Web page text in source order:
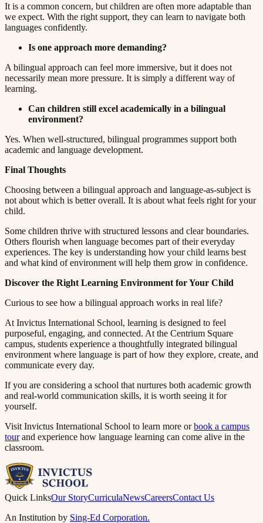
It is a common concern, but children are often more adaptable than
we expect. With the right support, they can learn to navigate both
languages confidently.​​​​‌ ‍ ​‍​‍‌‍ ‌ ​‍‌‍‍‌‌‍‌ ‌‍‍‌‌‍ ‍​‍​‍​ ‍‍​‍​‍‌ ​ ‌‍​‌‌‍ ‍‌‍‍‌‌ ‌​‌ ‍‌​‍ ‍‌‍‍‌‌‍ ​‍​‍​‍ ​​‍​‍‌‍‍​‌ ​‍‌‍‌‌‌‍‌‍​‍​‍​ ‍‍​‍​‍​‍ ‌ ​ ‌ ‌​‌ ‌‌‌‍‌​‌‍‍‌‌‍ ​‍ ‌‍‍‌‌‍ ‍‌ ‌​‌‍‌‌‌‍ ‍‌ ‌​​‍ ‌‍‌‌‌‍‌​‌‍‍‌‌ ‌​​‍ ‌‍ ‌‌‍ ‌‍‌​‌‍‌‌​ ‌‌ ​​‌ ​‍‌‍‌‌‌ ​ ‌‍‌‌‌‍ ‍‌ ‌​‌‍​‌‌ ‌​‌‍‍‌‌‍ ‌‍ ‍​ ‍ ‌‍‍‌‌‍‌​​ ‌​ ‍​‌‍​‍​ ‌‍‌‍‌​​ ‌​​ ‍‌‌‍‌‌​ ‍‌​‍ ‌​ ​ ​ ‌​‌‍‌​‌‍‌​​‍ ‌​ ‌​​ ​‍​ ​ ​ ‌‍​‍ ‌​ ‍‌​ ​‍‌‍‌​​ ​‌​‍ ‌‌‍‌‌​ ​​‌‍‌‍​ ​‌‌‍‌‌​ ‍‌​ ‌‌​ ‌​‌‍​‍‌‍‌‍‌‍‌​​ ​‌​ ‍ ‌ ‌​‌ ‍‌‌ ​​‌‍‌‌​ ‌‌‍ ‍‌‍‌‌‌ ‌ ‌ ​ ​ ‍ ‌ ​​‌‍​‌‌ ‌​‌‍‍​​ ‌‌‍​ ‌‍ ‌‍ ‍‌ ‌​‌‍‌‌‌‍ ‍‌ ‌​​‍‌‌​ ‌‌‌​​‍‌‌ ‌‍‍ ‌‍‌‌‌ ‍‌​‍‌‌​ ​ ‌​‌​​‍‌‌​ ​ ‌​‌​​‍‌‌​ ​‍​ ​‍​ ‍‌‌‍​ ​ ​ ‌‍​‌‌‍‌​‌‍​ ​ ​​​ ‌​‌‍​‌​ ​ ​ ‍​​ ‌‌​‍‌‌​ ​‍​ ​‍​‍‌‌​ ‌‌‌​‌​​‍ ‍‌‍​ ‌‍‍​‌‍‍‌‌‍ ​‌‍‌​‌ ​‍‌‍‌‌‌‍ ‍​‍‌‌​ ‌‌‌​​‍‌‌ ‌‍‍ ‌‍‌‌‌ ‍‌​‍‌‌​ ​ ‌​‌​​‍‌‌​ ​ ‌​‌​​‍‌‌​ ​‍​ ​‍​ ​ ​ ​‍​ ​ ​ ‌‍​ ‌‌‌‍‌‌​ ​‍​ ​‌​ ​‌​ ​ ​ ​​​ ‌‌​‍‌‌​ ​‍​ ​‍​‍‌‌​ ‌‌‌​‌​​‍ ‍‌ ‌​‌‍‌‌‌ ‍​‌ ‌​​ ‌‍​‍‌‍​‌‌ ​ ‌‍‌‌‌‌‌‌‌ ​‍‌‍ ​​ ‌​‍‌‌​ ​‍‌​‌‍‌ ​ ‌ ‌​‌ ‌‌‌‍‌​‌‍‍‌‌‍ ​‍‌‍‌‍‍‌‌‍‌​​ ‌​ ‍​‌‍​‍​ ‌‍‌‍‌​​ ‌​​ ‍‌‌‍‌‌​ ‍‌​‍ ‌​ ​ ​ ‌​‌‍‌​‌‍‌​​‍ ‌​ ‌​​ ​‍​ ​ ​ ‌‍​‍ ‌​ ‍‌​ ​‍‌‍‌​​ ​‌​‍ ‌‌‍‌‌​ ​​‌‍‌‍​ ​‌‌‍‌‌​ ‍‌​ ‌‌​ ‌​‌‍​‍‌‍‌‍‌‍‌​​ ​‌​‍‌‍‌ ‌​‌ ‍‌‌ ​​‌‍‌‌​ ‌‌‍ ‍‌‍‌‌‌ ‌ ‌ ​ ​‍‌‍‌ ​​‌‍​‌‌ ‌​‌‍‍​​ ‌‌‍​ ‌‍ ‌‍ ‍‌ ‌​‌‍‌‌‌‍ ‍‌ ‌​​‍‌‌​ ‌‌‌​​‍‌‌ ‌‍‍ ‌‍‌‌‌ ‍‌​‍‌‌​ ​ ‌​‌​​‍‌‌​ ​ ‌​‌​​‍‌‌​ ​‍​ ​‍​ ‍‌‌‍​ ​ ​ ‌‍​‌‌‍‌​‌‍​ ​ ​​​ ‌​‌‍​‌​ ​ ​ ‍​​ ‌‌​‍‌‌​ ​‍​ ​‍​‍‌‌​ ‌‌‌​‌​​‍ ‍‌‍​ ‌‍‍​‌‍‍‌‌‍ ​‌‍‌​‌ ​‍‌‍‌‌‌‍ ‍​‍‌‌​ ‌‌‌​​‍‌‌ ‌‍‍ ‌‍‌‌‌ ‍‌​‍‌‌​ ​ ‌​‌​​‍‌‌​ ​ ‌​‌​​‍‌‌​ ​‍​ ​‍​ ​ ​ ​‍​ ​ ​ ‌‍​ ‌‌‌‍‌‌​ ​‍​ ​‌​ ​‌​ ​ ​ ​​​ ‌‌​‍‌‌​ ​‍​ ​‍​‍‌‌​ ‌‌‌​‌​​‍ ‍‌ ‌​‌‍‌‌‌ ‍​‌ ‌​​‍‌‍‌ ​​‌‍‌‌‌ ​‍‌ ​ ‌ ​​‌‍‌‌‌‍​ ‌ ‌​‌‍‍‌‌ ‌‍‌‍‌‌​ ‌‌ ​​‌ ‌‌‌‍​‍‌‍ ​‌‍‍‌‌ ​ ‌‍‍​‌‍‌‌‌‍‌​​‍​‍‌ ‌
Is one approach more demanding?​​​​‌ ‍ ​‍​‍‌‍ ‌ ​‍‌‍‍‌‌‍‌ ‌‍‍‌‌‍ ‍​‍​‍​ ‍‍​‍​‍‌ ​ ‌‍​‌‌‍ ‍‌‍‍‌‌ ‌​‌ ‍‌​‍ ‍‌‍‍‌‌‍ ​‍​‍​‍ ​​‍​‍‌‍‍​‌ ​‍‌‍‌‌‌‍‌‍​‍​‍​ ‍‍​‍​‍​‍ ‌ ​ ‌ ‌​‌ ‌‌‌‍‌​‌‍‍‌‌‍ ​‍ ‌‍‍‌‌‍ ‍‌ ‌​‌‍‌‌‌‍ ‍‌ ‌​​‍ ‌‍‌‌‌‍‌​‌‍‍‌‌ ‌​​‍ ‌‍ ‌‌‍ ‌‍‌​‌‍‌‌​ ‌‌ ​​‌ ​‍‌‍‌‌‌ ​ ‌‍‌‌‌‍ ‍‌ ‌​‌‍​‌‌ ‌​‌‍‍‌‌‍ ‌‍ ‍​ ‍ ‌‍‍‌‌‍‌​​ ‌​ ‍​‌‍​‍​ ‌‍‌‍‌​​ ‌​​ ‍‌‌‍‌‌​ ‍‌​‍ ‌​ ​ ​ ‌​‌‍‌​‌‍‌​​‍ ‌​ ‌​​ ​‍​ ​ ​ ‌‍​‍ ‌​ ‍‌​ ​‍‌‍‌​​ ​‌​‍ ‌‌‍‌‌​ ​​‌‍‌‍​ ​‌‌‍‌‌​ ‍‌​ ‌‌​ ‌​‌‍​‍‌‍‌‍‌‍‌​​ ​‌​ ‍ ‌ ‌​‌ ‍‌‌ ​​‌‍‌‌​ ‌‌‍ ‍‌‍‌‌‌ ‌ ‌ ​ ​ ‍ ‌ ​​‌‍​‌‌ ‌​‌‍‍​​ ‌‌‍​ ‌‍ ‌‍ ‍‌ ‌​‌‍‌‌‌‍ ‍‌ ‌​​‍‌‌​ ‌‌‌​​‍‌‌ ‌‍‍ ‌‍‌‌‌ ‍‌​‍‌‌​ ​ ‌​‌​​‍‌‌​ ​ ‌​‌​​‍‌‌​ ​‍​ ​‍​ ‌‍​ ‌​​ ​‍​ ‍‌‌‍‌​​ ‌‍​ ‍‌​ ‌‍​ ​ ​ ‌​​ ‌​‌‍‌​​‍‌‌​ ​‍​ ​‍​‍‌‌​ ‌‌‌​‌​​‍ ‍‌‍​ ‌‍‍​‌‍‍‌‌‍ ​‌‍‌​‌ ​‍‌‍‌‌‌‍ ‍​‍‌‌​ ‌‌‌​​‍‌‌ ‌‍‍ ‌‍‌‌‌ ‍‌​‍‌‌​ ​ ‌​‌​​‍‌‌​ ​ ‌​‌​​‍‌‌​ ​‍​ ​‍​ ‌​​ ‌‌‌‍​‍​ ‌‌​ ​ ​ ​​​ ​‍​ ‍​‌‍‌​‌‍‌​​ ‌​‌‍​ ​‍‌‌​ ​‍​ ​‍​‍‌‌​ ‌‌‌​‌​​‍ ‍‌ ‌​‌‍‌‌‌ ‍​‌ ‌​​ ‌‍​‍‌‍​‌‌ ​ ‌‍‌‌‌‌‌‌‌ ​‍‌‍ ​​ ‌​‍‌‌​ ​‍‌​‌‍‌ ​ ‌ ‌​‌ ‌‌‌‍‌​‌‍‍‌‌‍ ​‍‌‍‌‍‍‌‌‍‌​​ ‌​ ‍​‌‍​‍​ ‌‍‌‍‌​​ ‌​​ ‍‌‌‍‌‌​ ‍‌​‍ ‌​ ​ ​ ‌​‌‍‌​‌‍‌​​‍ ‌​ ‌​​ ​‍​ ​ ​ ‌‍​‍ ‌​ ‍‌​ ​‍‌‍‌​​ ​‌​‍ ‌‌‍‌‌​ ​​‌‍‌‍​ ​‌‌‍‌‌​ ‍‌​ ‌‌​ ‌​‌‍​‍‌‍‌‍‌‍‌​​ ​‌​‍‌‍‌ ‌​‌ ‍‌‌ ​​‌‍‌‌​ ‌‌‍ ‍‌‍‌‌‌ ‌ ‌ ​ ​‍‌‍‌ ​​‌‍​‌‌ ‌​‌‍‍​​ ‌‌‍​ ‌‍ ‌‍ ‍‌ ‌​‌‍‌‌‌‍ ‍‌ ‌​​‍‌‌​ ‌‌‌​​‍‌‌ ‌‍‍ ‌‍‌‌‌ ‍‌​‍‌‌​ ​ ‌​‌​​‍‌‌​ ​ ‌​‌​​‍‌‌​ ​‍​ ​‍​ ‌‍​ ‌​​ ​‍​ ‍‌‌‍‌​​ ‌‍​ ‍‌​ ‌‍​ ​ ​ ‌​​ ‌​‌‍‌​​‍‌‌​ ​‍​ ​‍​‍‌‌​ ‌‌‌​‌​​‍ ‍‌‍​ ‌‍‍​‌‍‍‌‌‍ ​‌‍‌​‌ ​‍‌‍‌‌‌‍ ‍​‍‌‌​ ‌‌‌​​‍‌‌ ‌‍‍ ‌‍‌‌‌ ‍‌​‍‌‌​ ​ ‌​‌​​‍‌‌​ ​ ‌​‌​​‍‌‌​ ​‍​ ​‍​ ‌​​ ‌‌‌‍​‍​ ‌‌​ ​ ​ ​​​ ​‍​ ‍​‌‍‌​‌‍‌​​ ‌​‌‍​ ​‍‌‌​ ​‍​ ​‍​‍‌‌​ ‌‌‌​‌​​‍ ‍‌ ‌​‌‍‌‌‌ ‍​‌ ‌​​‍‌‍‌ ​​‌‍‌‌‌ ​‍‌ ​ ‌ ​​‌‍‌‌‌‍​ ‌ ‌​‌‍‍‌‌ ‌‍‌‍‌‌​ ‌‌ ​​‌ ‌‌‌‍​‍‌‍ ​‌‍‍‌‌ ​ ‌‍‍​‌‍‌‌‌‍‌​​‍​‍‌ ‌
A bilingual approach can feel more immersive, but it does not
necessarily mean more pressure. It is simply a different way of
learning.​​​​‌ ‍ ​‍​‍‌‍ ‌ ​‍‌‍‍‌‌‍‌ ‌‍‍‌‌‍ ‍​‍​‍​ ‍‍​‍​‍‌ ​ ‌‍​‌‌‍ ‍‌‍‍‌‌ ‌​‌ ‍‌​‍ ‍‌‍‍‌‌‍ ​‍​‍​‍ ​​‍​‍‌‍‍​‌ ​‍‌‍‌‌‌‍‌‍​‍​‍​ ‍‍​‍​‍​‍ ‌ ​ ‌ ‌​‌ ‌‌‌‍‌​‌‍‍‌‌‍ ​‍ ‌‍‍‌‌‍ ‍‌ ‌​‌‍‌‌‌‍ ‍‌ ‌​​‍ ‌‍‌‌‌‍‌​‌‍‍‌‌ ‌​​‍ ‌‍ ‌‌‍ ‌‍‌​‌‍‌‌​ ‌‌ ​​‌ ​‍‌‍‌‌‌ ​ ‌‍‌‌‌‍ ‍‌ ‌​‌‍​‌‌ ‌​‌‍‍‌‌‍ ‌‍ ‍​ ‍ ‌‍‍‌‌‍‌​​ ‌​ ‍​‌‍​‍​ ‌‍‌‍‌​​ ‌​​ ‍‌‌‍‌‌​ ‍‌​‍ ‌​ ​ ​ ‌​‌‍‌​‌‍‌​​‍ ‌​ ‌​​ ​‍​ ​ ​ ‌‍​‍ ‌​ ‍‌​ ​‍‌‍‌​​ ​‌​‍ ‌‌‍‌‌​ ​​‌‍‌‍​ ​‌‌‍‌‌​ ‍‌​ ‌‌​ ‌​‌‍​‍‌‍‌‍‌‍‌​​ ​‌​ ‍ ‌ ‌​‌ ‍‌‌ ​​‌‍‌‌​ ‌‌‍ ‍‌‍‌‌‌ ‌ ‌ ​ ​ ‍ ‌ ​​‌‍​‌‌ ‌​‌‍‍​​ ‌‌‍​ ‌‍ ‌‍ ‍‌ ‌​‌‍‌‌‌‍ ‍‌ ‌​​‍‌‌​ ‌‌‌​​‍‌‌ ‌‍‍ ‌‍‌‌‌ ‍‌​‍‌‌​ ​ ‌​‌​​‍‌‌​ ​ ‌​‌​​‍‌‌​ ​‍​ ​‍​ ​​​ ‌ ‌‍‌‍​ ​‌​ ‍​​ ‍‌​ ​​​ ​​​ ​​​ ​​‌‍‌​‌‍​‌​‍‌‌​ ​‍​ ​‍​‍‌‌​ ‌‌‌​‌​​‍ ‍‌‍​ ‌‍‍​‌‍‍‌‌‍ ​‌‍‌​‌ ​‍‌‍‌‌‌‍ ‍​‍‌‌​ ‌‌‌​​‍‌‌ ‌‍‍ ‌‍‌‌‌ ‍‌​‍‌‌​ ​ ‌​‌​​‍‌‌​ ​ ‌​‌​​‍‌‌​ ​‍​ ​‍​ ‌ ‌‍‌‌​ ‍​​ ‌‍‌‍‌‌​ ‌‍​ ‌‍‌‍‌‌​ ‌​​ ​ ​ ‌​​ ​ ​‍‌‌​ ​‍​ ​‍​‍‌‌​ ‌‌‌​‌​​‍ ‍‌ ‌​‌‍‌‌‌ ‍​‌ ‌​​ ‌‍​‍‌‍​‌‌ ​ ‌‍‌‌‌‌‌‌‌ ​‍‌‍ ​​ ‌​‍‌‌​ ​‍‌​‌‍‌ ​ ‌ ‌​‌ ‌‌‌‍‌​‌‍‍‌‌‍ ​‍‌‍‌‍‍‌‌‍‌​​ ‌​ ‍​‌‍​‍​ ‌‍‌‍‌​​ ‌​​ ‍‌‌‍‌‌​ ‍‌​‍ ‌​ ​ ​ ‌​‌‍‌​‌‍‌​​‍ ‌​ ‌​​ ​‍​ ​ ​ ‌‍​‍ ‌​ ‍‌​ ​‍‌‍‌​​ ​‌​‍ ‌‌‍‌‌​ ​​‌‍‌‍​ ​‌‌‍‌‌​ ‍‌​ ‌‌​ ‌​‌‍​‍‌‍‌‍‌‍‌​​ ​‌​‍‌‍‌ ‌​‌ ‍‌‌ ​​‌‍‌‌​ ‌‌‍ ‍‌‍‌‌‌ ‌ ‌ ​ ​‍‌‍‌ ​​‌‍​‌‌ ‌​‌‍‍​​ ‌‌‍​ ‌‍ ‌‍ ‍‌ ‌​‌‍‌‌‌‍ ‍‌ ‌​​‍‌‌​ ‌‌‌​​‍‌‌ ‌‍‍ ‌‍‌‌‌ ‍‌​‍‌‌​ ​ ‌​‌​​‍‌‌​ ​ ‌​‌​​‍‌‌​ ​‍​ ​‍​ ​​​ ‌ ‌‍‌‍​ ​‌​ ‍​​ ‍‌​ ​​​ ​​​ ​​​ ​​‌‍‌​‌‍​‌​‍‌‌​ ​‍​ ​‍​‍‌‌​ ‌‌‌​‌​​‍ ‍‌‍​ ‌‍‍​‌‍‍‌‌‍ ​‌‍‌​‌ ​‍‌‍‌‌‌‍ ‍​‍‌‌​ ‌‌‌​​‍‌‌ ‌‍‍ ‌‍‌‌‌ ‍‌​‍‌‌​ ​ ‌​‌​​‍‌‌​ ​ ‌​‌​​‍‌‌​ ​‍​ ​‍​ ‌ ‌‍‌‌​ ‍​​ ‌‍‌‍‌‌​ ‌‍​ ‌‍‌‍‌‌​ ‌​​ ​ ​ ‌​​ ​ ​‍‌‌​ ​‍​ ​‍​‍‌‌​ ‌‌‌​‌​​‍ ‍‌ ‌​‌‍‌‌‌ ‍​‌ ‌​​‍‌‍‌ ​​‌‍‌‌‌ ​‍‌ ​ ‌ ​​‌‍‌‌‌‍​ ‌ ‌​‌‍‍‌‌ ‌‍‌‍‌‌​ ‌‌ ​​‌ ‌‌‌‍​‍‌‍ ​‌‍‍‌‌ ​ ‌‍‍​‌‍‌‌‌‍‌​​‍​‍‌ ‌
Can children still excel academically in a bilingual
environment?​​​​‌ ‍ ​‍​‍‌‍ ‌ ​‍‌‍‍‌‌‍‌ ‌‍‍‌‌‍ ‍​‍​‍​ ‍‍​‍​‍‌ ​ ‌‍​‌‌‍ ‍‌‍‍‌‌ ‌​‌ ‍‌​‍ ‍‌‍‍‌‌‍ ​‍​‍​‍ ​​‍​‍‌‍‍​‌ ​‍‌‍‌‌‌‍‌‍​‍​‍​ ‍‍​‍​‍​‍ ‌ ​ ‌ ‌​‌ ‌‌‌‍‌​‌‍‍‌‌‍ ​‍ ‌‍‍‌‌‍ ‍‌ ‌​‌‍‌‌‌‍ ‍‌ ‌​​‍ ‌‍‌‌‌‍‌​‌‍‍‌‌ ‌​​‍ ‌‍ ‌‌‍ ‌‍‌​‌‍‌‌​ ‌‌ ​​‌ ​‍‌‍‌‌‌ ​ ‌‍‌‌‌‍ ‍‌ ‌​‌‍​‌‌ ‌​‌‍‍‌‌‍ ‌‍ ‍​ ‍ ‌‍‍‌‌‍‌​​ ‌​ ‍​‌‍​‍​ ‌‍‌‍‌​​ ‌​​ ‍‌‌‍‌‌​ ‍‌​‍ ‌​ ​ ​ ‌​‌‍‌​‌‍‌​​‍ ‌​ ‌​​ ​‍​ ​ ​ ‌‍​‍ ‌​ ‍‌​ ​‍‌‍‌​​ ​‌​‍ ‌‌‍‌‌​ ​​‌‍‌‍​ ​‌‌‍‌‌​ ‍‌​ ‌‌​ ‌​‌‍​‍‌‍‌‍‌‍‌​​ ​‌​ ‍ ‌ ‌​‌ ‍‌‌ ​​‌‍‌‌​ ‌‌‍ ‍‌‍‌‌‌ ‌ ‌ ​ ​ ‍ ‌ ​​‌‍​‌‌ ‌​‌‍‍​​ ‌‌‍​ ‌‍ ‌‍ ‍‌ ‌​‌‍‌‌‌‍ ‍‌ ‌​​‍‌‌​ ‌‌‌​​‍‌‌ ‌‍‍ ‌‍‌‌‌ ‍‌​‍‌‌​ ​ ‌​‌​​‍‌‌​ ​ ‌​‌​​‍‌‌​ ​‍​ ​‍​ ​‌‌‍​ ​ ‌‌‌‍​ ​ ​​​ ‍‌​ ‌‍‌‍​‌‌‍​‌‌‍​ ‌‍‌‍​ ​‌​‍‌‌​ ​‍​ ​‍​‍‌‌​ ‌‌‌​‌​​‍ ‍‌‍​ ‌‍‍​‌‍‍‌‌‍ ​‌‍‌​‌ ​‍‌‍‌‌‌‍ ‍​‍‌‌​ ‌‌‌​​‍‌‌ ‌‍‍ ‌‍‌‌‌ ‍‌​‍‌‌​ ​ ‌​‌​​‍‌‌​ ​ ‌​‌​​‍‌‌​ ​‍​ ​‍​ ‌‌‌‍‌‍​ ​​​ ‌​​ ‌ ‌‍​‌​ ‍‌​ ‍‌​ ‌‍‌‍‌​​ ‍‌​ ‌​​‍‌‌​ ​‍​ ​‍​‍‌‌​ ‌‌‌​‌​​‍ ‍‌ ‌​‌‍‌‌‌ ‍​‌ ‌​​ ‌‍​‍‌‍​‌‌ ​ ‌‍‌‌‌‌‌‌‌ ​‍‌‍ ​​ ‌​‍‌‌​ ​‍‌​‌‍‌ ​ ‌ ‌​‌ ‌‌‌‍‌​‌‍‍‌‌‍ ​‍‌‍‌‍‍‌‌‍‌​​ ‌​ ‍​‌‍​‍​ ‌‍‌‍‌​​ ‌​​ ‍‌‌‍‌‌​ ‍‌​‍ ‌​ ​ ​ ‌​‌‍‌​‌‍‌​​‍ ‌​ ‌​​ ​‍​ ​ ​ ‌‍​‍ ‌​ ‍‌​ ​‍‌‍‌​​ ​‌​‍ ‌‌‍‌‌​ ​​‌‍‌‍​ ​‌‌‍‌‌​ ‍‌​ ‌‌​ ‌​‌‍​‍‌‍‌‍‌‍‌​​ ​‌​‍‌‍‌ ‌​‌ ‍‌‌ ​​‌‍‌‌​ ‌‌‍ ‍‌‍‌‌‌ ‌ ‌ ​ ​‍‌‍‌ ​​‌‍​‌‌ ‌​‌‍‍​​ ‌‌‍​ ‌‍ ‌‍ ‍‌ ‌​‌‍‌‌‌‍ ‍‌ ‌​​‍‌‌​ ‌‌‌​​‍‌‌ ‌‍‍ ‌‍‌‌‌ ‍‌​‍‌‌​ ​ ‌​‌​​‍‌‌​ ​ ‌​‌​​‍‌‌​ ​‍​ ​‍​ ​‌‌‍​ ​ ‌‌‌‍​ ​ ​​​ ‍‌​ ‌‍‌‍​‌‌‍​‌‌‍​ ‌‍‌‍​ ​‌​‍‌‌​ ​‍​ ​‍​‍‌‌​ ‌‌‌​‌​​‍ ‍‌‍​ ‌‍‍​‌‍‍‌‌‍ ​‌‍‌​‌ ​‍‌‍‌‌‌‍ ‍​‍‌‌​ ‌‌‌​​‍‌‌ ‌‍‍ ‌‍‌‌‌ ‍‌​‍‌‌​ ​ ‌​‌​​‍‌‌​ ​ ‌​‌​​‍‌‌​ ​‍​ ​‍​ ‌‌‌‍‌‍​ ​​​ ‌​​ ‌ ‌‍​‌​ ‍‌​ ‍‌​ ‌‍‌‍‌​​ ‍‌​ ‌​​‍‌‌​ ​‍​ ​‍​‍‌‌​ ‌‌‌​‌​​‍ ‍‌ ‌​‌‍‌‌‌ ‍​‌ ‌​​‍‌‍‌ ​​‌‍‌‌‌ ​‍‌ ​ ‌ ​​‌‍‌‌‌‍​ ‌ ‌​‌‍‍‌‌ ‌‍‌‍‌‌​ ‌‌ ​​‌ ‌‌‌‍​‍‌‍ ​‌‍‍‌‌ ​ ‌‍‍​‌‍‌‌‌‍‌​​‍​‍‌ ‌
Yes. When well-structured, bilingual programmes support both
academic and language development.​​​​‌ ‍ ​‍​‍‌‍ ‌ ​‍‌‍‍‌‌‍‌ ‌‍‍‌‌‍ ‍​‍​‍​ ‍‍​‍​‍‌ ​ ‌‍​‌‌‍ ‍‌‍‍‌‌ ‌​‌ ‍‌​‍ ‍‌‍‍‌‌‍ ​‍​‍​‍ ​​‍​‍‌‍‍​‌ ​‍‌‍‌‌‌‍‌‍​‍​‍​ ‍‍​‍​‍​‍ ‌ ​ ‌ ‌​‌ ‌‌‌‍‌​‌‍‍‌‌‍ ​‍ ‌‍‍‌‌‍ ‍‌ ‌​‌‍‌‌‌‍ ‍‌ ‌​​‍ ‌‍‌‌‌‍‌​‌‍‍‌‌ ‌​​‍ ‌‍ ‌‌‍ ‌‍‌​‌‍‌‌​ ‌‌ ​​‌ ​‍‌‍‌‌‌ ​ ‌‍‌‌‌‍ ‍‌ ‌​‌‍​‌‌ ‌​‌‍‍‌‌‍ ‌‍ ‍​ ‍ ‌‍‍‌‌‍‌​​ ‌​ ‍​‌‍​‍​ ‌‍‌‍‌​​ ‌​​ ‍‌‌‍‌‌​ ‍‌​‍ ‌​ ​ ​ ‌​‌‍‌​‌‍‌​​‍ ‌​ ‌​​ ​‍​ ​ ​ ‌‍​‍ ‌​ ‍‌​ ​‍‌‍‌​​ ​‌​‍ ‌‌‍‌‌​ ​​‌‍‌‍​ ​‌‌‍‌‌​ ‍‌​ ‌‌​ ‌​‌‍​‍‌‍‌‍‌‍‌​​ ​‌​ ‍ ‌ ‌​‌ ‍‌‌ ​​‌‍‌‌​ ‌‌‍ ‍‌‍‌‌‌ ‌ ‌ ​ ​ ‍ ‌ ​​‌‍​‌‌ ‌​‌‍‍​​ ‌‌‍​ ‌‍ ‌‍ ‍‌ ‌​‌‍‌‌‌‍ ‍‌ ‌​​‍‌‌​ ‌‌‌​​‍‌‌ ‌‍‍ ‌‍‌‌‌ ‍‌​‍‌‌​ ​ ‌​‌​​‍‌‌​ ​ ‌​‌​​‍‌‌​ ​‍​ ​‍​ ​​‌‍‌​​ ​​​ ‌‍‌‍​‌​ ‌‍‌‍‌‌‌‍‌‌​ ​‍​ ‌ ‌‍‌​​ ‌‌​‍‌‌​ ​‍​ ​‍​‍‌‌​ ‌‌‌​‌​​‍ ‍‌‍​ ‌‍‍​‌‍‍‌‌‍ ​‌‍‌​‌ ​‍‌‍‌‌‌‍ ‍​‍‌‌​ ‌‌‌​​‍‌‌ ‌‍‍ ‌‍‌‌‌ ‍‌​‍‌‌​ ​ ‌​‌​​‍‌‌​ ​ ‌​‌​​‍‌‌​ ​‍​ ​‍‌‍​‍​ ‌‍​ ‌ ​ ‌​​ ​​‌‍​ ​ ‍‌​ ‍​‌‍​ ​ ​ ​ ‌ ​ ​​​‍‌‌​ ​‍​ ​‍​‍‌‌​ ‌‌‌​‌​​‍ ‍‌ ‌​‌‍‌‌‌ ‍​‌ ‌​​ ‌‍​‍‌‍​‌‌ ​ ‌‍‌‌‌‌‌‌‌ ​‍‌‍ ​​ ‌​‍‌‌​ ​‍‌​‌‍‌ ​ ‌ ‌​‌ ‌‌‌‍‌​‌‍‍‌‌‍ ​‍‌‍‌‍‍‌‌‍‌​​ ‌​ ‍​‌‍​‍​ ‌‍‌‍‌​​ ‌​​ ‍‌‌‍‌‌​ ‍‌​‍ ‌​ ​ ​ ‌​‌‍‌​‌‍‌​​‍ ‌​ ‌​​ ​‍​ ​ ​ ‌‍​‍ ‌​ ‍‌​ ​‍‌‍‌​​ ​‌​‍ ‌‌‍‌‌​ ​​‌‍‌‍​ ​‌‌‍‌‌​ ‍‌​ ‌‌​ ‌​‌‍​‍‌‍‌‍‌‍‌​​ ​‌​‍‌‍‌ ‌​‌ ‍‌‌ ​​‌‍‌‌​ ‌‌‍ ‍‌‍‌‌‌ ‌ ‌ ​ ​‍‌‍‌ ​​‌‍​‌‌ ‌​‌‍‍​​ ‌‌‍​ ‌‍ ‌‍ ‍‌ ‌​‌‍‌‌‌‍ ‍‌ ‌​​‍‌‌​ ‌‌‌​​‍‌‌ ‌‍‍ ‌‍‌‌‌ ‍‌​‍‌‌​ ​ ‌​‌​​‍‌‌​ ​ ‌​‌​​‍‌‌​ ​‍​ ​‍​ ​​‌‍‌​​ ​​​ ‌‍‌‍​‌​ ‌‍‌‍‌‌‌‍‌‌​ ​‍​ ‌ ‌‍‌​​ ‌‌​‍‌‌​ ​‍​ ​‍​‍‌‌​ ‌‌‌​‌​​‍ ‍‌‍​ ‌‍‍​‌‍‍‌‌‍ ​‌‍‌​‌ ​‍‌‍‌‌‌‍ ‍​‍‌‌​ ‌‌‌​​‍‌‌ ‌‍‍ ‌‍‌‌‌ ‍‌​‍‌‌​ ​ ‌​‌​​‍‌‌​ ​ ‌​‌​​‍‌‌​ ​‍​ ​‍‌‍​‍​ ‌‍​ ‌ ​ ‌​​ ​​‌‍​ ​ ‍‌​ ‍​‌‍​ ​ ​ ​ ‌ ​ ​​​‍‌‌​ ​‍​ ​‍​‍‌‌​ ‌‌‌​‌​​‍ ‍‌ ‌​‌‍‌‌‌ ‍​‌ ‌​​‍‌‍‌ ​​‌‍‌‌‌ ​‍‌ ​ ‌ ​​‌‍‌‌‌‍​ ‌ ‌​‌‍‍‌‌ ‌‍‌‍‌‌​ ‌‌ ​​‌ ‌‌‌‍​‍‌‍ ​‌‍‍‌‌ ​ ‌‍‍​‌‍‌‌‌‍‌​​‍​‍‌ ‌
Final Thoughts​​​​‌ ‍ ​‍​‍‌‍ ‌ ​‍‌‍‍‌‌‍‌ ‌‍‍‌‌‍ ‍​‍​‍​ ‍‍​‍​‍‌ ​ ‌‍​‌‌‍ ‍‌‍‍‌‌ ‌​‌ ‍‌​‍ ‍‌‍‍‌‌‍ ​‍​‍​‍ ​​‍​‍‌‍‍​‌ ​‍‌‍‌‌‌‍‌‍​‍​‍​ ‍‍​‍​‍​‍ ‌ ​ ‌ ‌​‌ ‌‌‌‍‌​‌‍‍‌‌‍ ​‍ ‌‍‍‌‌‍ ‍‌ ‌​‌‍‌‌‌‍ ‍‌ ‌​​‍ ‌‍‌‌‌‍‌​‌‍‍‌‌ ‌​​‍ ‌‍ ‌‌‍ ‌‍‌​‌‍‌‌​ ‌‌ ​​‌ ​‍‌‍‌‌‌ ​ ‌‍‌‌‌‍ ‍‌ ‌​‌‍​‌‌ ‌​‌‍‍‌‌‍ ‌‍ ‍​ ‍ ‌‍‍‌‌‍‌​​ ‌​ ‍​‌‍​‍​ ‌‍‌‍‌​​ ‌​​ ‍‌‌‍‌‌​ ‍‌​‍ ‌​ ​ ​ ‌​‌‍‌​‌‍‌​​‍ ‌​ ‌​​ ​‍​ ​ ​ ‌‍​‍ ‌​ ‍‌​ ​‍‌‍‌​​ ​‌​‍ ‌‌‍‌‌​ ​​‌‍‌‍​ ​‌‌‍‌‌​ ‍‌​ ‌‌​ ‌​‌‍​‍‌‍‌‍‌‍‌​​ ​‌​ ‍ ‌ ‌​‌ ‍‌‌ ​​‌‍‌‌​ ‌‌‍ ‍‌‍‌‌‌ ‌ ‌ ​ ​ ‍ ‌ ​​‌‍​‌‌ ‌​‌‍‍​​ ‌‌‍​ ‌‍ ‌‍ ‍‌ ‌​‌‍‌‌‌‍ ‍‌ ‌​​‍‌‌​ ‌‌‌​​‍‌‌ ‌‍‍ ‌‍‌‌‌ ‍‌​‍‌‌​ ​ ‌​‌​​‍‌‌​ ​ ‌​‌​​‍‌‌​ ​‍​ ​‍‌‍​‍​ ​‍​ ‍‌‌‍​‌​ ​‌​ ‌‍​ ‍​​ ​‌​ ‌‌‌‍​‍‌‍‌​​ ‌ ​‍‌‌​ ​‍​ ​‍​‍‌‌​ ‌‌‌​‌​​‍ ‍‌‍​ ‌‍‍​‌‍‍‌‌‍ ​‌‍‌​‌ ​‍‌‍‌‌‌‍ ‍​‍‌‌​ ‌‌‌​​‍‌‌ ‌‍‍ ‌‍‌‌‌ ‍‌​‍‌‌​ ​ ‌​‌​​‍‌‌​ ​ ‌​‌​​‍‌‌​ ​‍​ ​‍‌‍‌‍‌‍‌​​ ‌‌‌‍‌‍‌‍​‍​ ‍‌​ ‌ ​ ‌ ​ ‌​‌‍​‌​ ‌‌​ ‌ ​‍‌‌​ ​‍​ ​‍​‍‌‌​ ‌‌‌​‌​​‍ ‍‌ ‌​‌‍‌‌‌ ‍​‌ ‌​​ ‌‍​‍‌‍​‌‌ ​ ‌‍‌‌‌‌‌‌‌ ​‍‌‍ ​​ ‌​‍‌‌​ ​‍‌​‌‍‌ ​ ‌ ‌​‌ ‌‌‌‍‌​‌‍‍‌‌‍ ​‍‌‍‌‍‍‌‌‍‌​​ ‌​ ‍​‌‍​‍​ ‌‍‌‍‌​​ ‌​​ ‍‌‌‍‌‌​ ‍‌​‍ ‌​ ​ ​ ‌​‌‍‌​‌‍‌​​‍ ‌​ ‌​​ ​‍​ ​ ​ ‌‍​‍ ‌​ ‍‌​ ​‍‌‍‌​​ ​‌​‍ ‌‌‍‌‌​ ​​‌‍‌‍​ ​‌‌‍‌‌​ ‍‌​ ‌‌​ ‌​‌‍​‍‌‍‌‍‌‍‌​​ ​‌​‍‌‍‌ ‌​‌ ‍‌‌ ​​‌‍‌‌​ ‌‌‍ ‍‌‍‌‌‌ ‌ ‌ ​ ​‍‌‍‌ ​​‌‍​‌‌ ‌​‌‍‍​​ ‌‌‍​ ‌‍ ‌‍ ‍‌ ‌​‌‍‌‌‌‍ ‍‌ ‌​​‍‌‌​ ‌‌‌​​‍‌‌ ‌‍‍ ‌‍‌‌‌ ‍‌​‍‌‌​ ​ ‌​‌​​‍‌‌​ ​ ‌​‌​​‍‌‌​ ​‍​ ​‍‌‍​‍​ ​‍​ ‍‌‌‍​‌​ ​‌​ ‌‍​ ‍​​ ​‌​ ‌‌‌‍​‍‌‍‌​​ ‌ ​‍‌‌​ ​‍​ ​‍​‍‌‌​ ‌‌‌​‌​​‍ ‍‌‍​ ‌‍‍​‌‍‍‌‌‍ ​‌‍‌​‌ ​‍‌‍‌‌‌‍ ‍​‍‌‌​ ‌‌‌​​‍‌‌ ‌‍‍ ‌‍‌‌‌ ‍‌​‍‌‌​ ​ ‌​‌​​‍‌‌​ ​ ‌​‌​​‍‌‌​ ​‍​ ​‍‌‍‌‍‌‍‌​​ ‌‌‌‍‌‍‌‍​‍​ ‍‌​ ‌ ​ ‌ ​ ‌​‌‍​‌​ ‌‌​ ‌ ​‍‌‌​ ​‍​ ​‍​‍‌‌​ ‌‌‌​‌​​‍ ‍‌ ‌​‌‍‌‌‌ ‍​‌ ‌​​‍‌‍‌ ​​‌‍‌‌‌ ​‍‌ ​ ‌ ​​‌‍‌‌‌‍​ ‌ ‌​‌‍‍‌‌ ‌‍‌‍‌‌​ ‌‌ ​​‌ ‌‌‌‍​‍‌‍ ​‌‍‍‌‌ ​ ‌‍‍​‌‍‌‌‌‍‌​​‍​‍‌ ‌
Choosing between a bilingual approach and language-as-subject is
not about which is better overall. It is about what feels right for your
child.​​​​‌ ‍ ​‍​‍‌‍ ‌ ​‍‌‍‍‌‌‍‌ ‌‍‍‌‌‍ ‍​‍​‍​ ‍‍​‍​‍‌ ​ ‌‍​‌‌‍ ‍‌‍‍‌‌ ‌​‌ ‍‌​‍ ‍‌‍‍‌‌‍ ​‍​‍​‍ ​​‍​‍‌‍‍​‌ ​‍‌‍‌‌‌‍‌‍​‍​‍​ ‍‍​‍​‍​‍ ‌ ​ ‌ ‌​‌ ‌‌‌‍‌​‌‍‍‌‌‍ ​‍ ‌‍‍‌‌‍ ‍‌ ‌​‌‍‌‌‌‍ ‍‌ ‌​​‍ ‌‍‌‌‌‍‌​‌‍‍‌‌ ‌​​‍ ‌‍ ‌‌‍ ‌‍‌​‌‍‌‌​ ‌‌ ​​‌ ​‍‌‍‌‌‌ ​ ‌‍‌‌‌‍ ‍‌ ‌​‌‍​‌‌ ‌​‌‍‍‌‌‍ ‌‍ ‍​ ‍ ‌‍‍‌‌‍‌​​ ‌​ ‍​‌‍​‍​ ‌‍‌‍‌​​ ‌​​ ‍‌‌‍‌‌​ ‍‌​‍ ‌​ ​ ​ ‌​‌‍‌​‌‍‌​​‍ ‌​ ‌​​ ​‍​ ​ ​ ‌‍​‍ ‌​ ‍‌​ ​‍‌‍‌​​ ​‌​‍ ‌‌‍‌‌​ ​​‌‍‌‍​ ​‌‌‍‌‌​ ‍‌​ ‌‌​ ‌​‌‍​‍‌‍‌‍‌‍‌​​ ​‌​ ‍ ‌ ‌​‌ ‍‌‌ ​​‌‍‌‌​ ‌‌‍ ‍‌‍‌‌‌ ‌ ‌ ​ ​ ‍ ‌ ​​‌‍​‌‌ ‌​‌‍‍​​ ‌‌‍​ ‌‍ ‌‍ ‍‌ ‌​‌‍‌‌‌‍ ‍‌ ‌​​‍‌‌​ ‌‌‌​​‍‌‌ ‌‍‍ ‌‍‌‌‌ ‍‌​‍‌‌​ ​ ‌​‌​​‍‌‌​ ​ ‌​‌​​‍‌‌​ ​‍​ ​‍‌‍​ ​ ‌‍‌‍‌‌‌‍‌​​ ​‍​ ‍‌‌‍‌‌​ ​​​ ‌ ​ ‍‌‌‍​ ​ ​ ​‍‌‌​ ​‍​ ​‍​‍‌‌​ ‌‌‌​‌​​‍ ‍‌‍​ ‌‍‍​‌‍‍‌‌‍ ​‌‍‌​‌ ​‍‌‍‌‌‌‍ ‍​‍‌‌​ ‌‌‌​​‍‌‌ ‌‍‍ ‌‍‌‌‌ ‍‌​‍‌‌​ ​ ‌​‌​​‍‌‌​ ​ ‌​‌​​‍‌‌​ ​‍​ ​‍​ ‌ ​ ​‍​ ‌​‌‍‌‌​ ‌ ‌‍​ ​ ​‌​ ‍​​ ‌‌‌‍​‌‌‍​ ‌‍‌​​‍‌‌​ ​‍​ ​‍​‍‌‌​ ‌‌‌​‌​​‍ ‍‌ ‌​‌‍‌‌‌ ‍​‌ ‌​​ ‌‍​‍‌‍​‌‌ ​ ‌‍‌‌‌‌‌‌‌ ​‍‌‍ ​​ ‌​‍‌‌​ ​‍‌​‌‍‌ ​ ‌ ‌​‌ ‌‌‌‍‌​‌‍‍‌‌‍ ​‍‌‍‌‍‍‌‌‍‌​​ ‌​ ‍​‌‍​‍​ ‌‍‌‍‌​​ ‌​​ ‍‌‌‍‌‌​ ‍‌​‍ ‌​ ​ ​ ‌​‌‍‌​‌‍‌​​‍ ‌​ ‌​​ ​‍​ ​ ​ ‌‍​‍ ‌​ ‍‌​ ​‍‌‍‌​​ ​‌​‍ ‌‌‍‌‌​ ​​‌‍‌‍​ ​‌‌‍‌‌​ ‍‌​ ‌‌​ ‌​‌‍​‍‌‍‌‍‌‍‌​​ ​‌​‍‌‍‌ ‌​‌ ‍‌‌ ​​‌‍‌‌​ ‌‌‍ ‍‌‍‌‌‌ ‌ ‌ ​ ​‍‌‍‌ ​​‌‍​‌‌ ‌​‌‍‍​​ ‌‌‍​ ‌‍ ‌‍ ‍‌ ‌​‌‍‌‌‌‍ ‍‌ ‌​​‍‌‌​ ‌‌‌​​‍‌‌ ‌‍‍ ‌‍‌‌‌ ‍‌​‍‌‌​ ​ ‌​‌​​‍‌‌​ ​ ‌​‌​​‍‌‌​ ​‍​ ​‍‌‍​ ​ ‌‍‌‍‌‌‌‍‌​​ ​‍​ ‍‌‌‍‌‌​ ​​​ ‌ ​ ‍‌‌‍​ ​ ​ ​‍‌‌​ ​‍​ ​‍​‍‌‌​ ‌‌‌​‌​​‍ ‍‌‍​ ‌‍‍​‌‍‍‌‌‍ ​‌‍‌​‌ ​‍‌‍‌‌‌‍ ‍​‍‌‌​ ‌‌‌​​‍‌‌ ‌‍‍ ‌‍‌‌‌ ‍‌​‍‌‌​ ​ ‌​‌​​‍‌‌​ ​ ‌​‌​​‍‌‌​ ​‍​ ​‍​ ‌ ​ ​‍​ ‌​‌‍‌‌​ ‌ ‌‍​ ​ ​‌​ ‍​​ ‌‌‌‍​‌‌‍​ ‌‍‌​​‍‌‌​ ​‍​ ​‍​‍‌‌​ ‌‌‌​‌​​‍ ‍‌ ‌​‌‍‌‌‌ ‍​‌ ‌​​‍‌‍‌ ​​‌‍‌‌‌ ​‍‌ ​ ‌ ​​‌‍‌‌‌‍​ ‌ ‌​‌‍‍‌‌ ‌‍‌‍‌‌​ ‌‌ ​​‌ ‌‌‌‍​‍‌‍ ​‌‍‍‌‌ ​ ‌‍‍​‌‍‌‌‌‍‌​​‍​‍‌ ‌
Some children thrive with structured lessons and clear boundaries.
Others flourish when language becomes part of their everyday
experiences. The key is understanding how your child learns best
and what kind of environment will help them grow in confidence.​​​​‌ ‍ ​‍​‍‌‍ ‌ ​‍‌‍‍‌‌‍‌ ‌‍‍‌‌‍ ‍​‍​‍​ ‍‍​‍​‍‌ ​ ‌‍​‌‌‍ ‍‌‍‍‌‌ ‌​‌ ‍‌​‍ ‍‌‍‍‌‌‍ ​‍​‍​‍ ​​‍​‍‌‍‍​‌ ​‍‌‍‌‌‌‍‌‍​‍​‍​ ‍‍​‍​‍​‍ ‌ ​ ‌ ‌​‌ ‌‌‌‍‌​‌‍‍‌‌‍ ​‍ ‌‍‍‌‌‍ ‍‌ ‌​‌‍‌‌‌‍ ‍‌ ‌​​‍ ‌‍‌‌‌‍‌​‌‍‍‌‌ ‌​​‍ ‌‍ ‌‌‍ ‌‍‌​‌‍‌‌​ ‌‌ ​​‌ ​‍‌‍‌‌‌ ​ ‌‍‌‌‌‍ ‍‌ ‌​‌‍​‌‌ ‌​‌‍‍‌‌‍ ‌‍ ‍​ ‍ ‌‍‍‌‌‍‌​​ ‌​ ‍​‌‍​‍​ ‌‍‌‍‌​​ ‌​​ ‍‌‌‍‌‌​ ‍‌​‍ ‌​ ​ ​ ‌​‌‍‌​‌‍‌​​‍ ‌​ ‌​​ ​‍​ ​ ​ ‌‍​‍ ‌​ ‍‌​ ​‍‌‍‌​​ ​‌​‍ ‌‌‍‌‌​ ​​‌‍‌‍​ ​‌‌‍‌‌​ ‍‌​ ‌‌​ ‌​‌‍​‍‌‍‌‍‌‍‌​​ ​‌​ ‍ ‌ ‌​‌ ‍‌‌ ​​‌‍‌‌​ ‌‌‍ ‍‌‍‌‌‌ ‌ ‌ ​ ​ ‍ ‌ ​​‌‍​‌‌ ‌​‌‍‍​​ ‌‌‍​ ‌‍ ‌‍ ‍‌ ‌​‌‍‌‌‌‍ ‍‌ ‌​​‍‌‌​ ‌‌‌​​‍‌‌ ‌‍‍ ‌‍‌‌‌ ‍‌​‍‌‌​ ​ ‌​‌​​‍‌‌​ ​ ‌​‌​​‍‌‌​ ​‍​ ​‍‌‍‌‌​ ‌‌​ ​​​ ‌‌‌‍‌‌‌‍‌​​ ‍‌​ ‍‌‌‍‌‍‌‍​‍​ ​​​ ​‌​‍‌‌​ ​‍​ ​‍​‍‌‌​ ‌‌‌​‌​​‍ ‍‌‍​ ‌‍‍​‌‍‍‌‌‍ ​‌‍‌​‌ ​‍‌‍‌‌‌‍ ‍​‍‌‌​ ‌‌‌​​‍‌‌ ‌‍‍ ‌‍‌‌‌ ‍‌​‍‌‌​ ​ ‌​‌​​‍‌‌​ ​ ‌​‌​​‍‌‌​ ​‍​ ​‍‌‍‌‌‌‍‌‍​ ​‍‌‍‌‌‌‍​ ‌‍​‍‌‍​‍‌‍​‍​ ‍‌​ ​‍​ ‌​‌‍​‌​‍‌‌​ ​‍​ ​‍​‍‌‌​ ‌‌‌​‌​​‍ ‍‌ ‌​‌‍‌‌‌ ‍​‌ ‌​​ ‌‍​‍‌‍​‌‌ ​ ‌‍‌‌‌‌‌‌‌ ​‍‌‍ ​​ ‌​‍‌‌​ ​‍‌​‌‍‌ ​ ‌ ‌​‌ ‌‌‌‍‌​‌‍‍‌‌‍ ​‍‌‍‌‍‍‌‌‍‌​​ ‌​ ‍​‌‍​‍​ ‌‍‌‍‌​​ ‌​​ ‍‌‌‍‌‌​ ‍‌​‍ ‌​ ​ ​ ‌​‌‍‌​‌‍‌​​‍ ‌​ ‌​​ ​‍​ ​ ​ ‌‍​‍ ‌​ ‍‌​ ​‍‌‍‌​​ ​‌​‍ ‌‌‍‌‌​ ​​‌‍‌‍​ ​‌‌‍‌‌​ ‍‌​ ‌‌​ ‌​‌‍​‍‌‍‌‍‌‍‌​​ ​‌​‍‌‍‌ ‌​‌ ‍‌‌ ​​‌‍‌‌​ ‌‌‍ ‍‌‍‌‌‌ ‌ ‌ ​ ​‍‌‍‌ ​​‌‍​‌‌ ‌​‌‍‍​​ ‌‌‍​ ‌‍ ‌‍ ‍‌ ‌​‌‍‌‌‌‍ ‍‌ ‌​​‍‌‌​ ‌‌‌​​‍‌‌ ‌‍‍ ‌‍‌‌‌ ‍‌​‍‌‌​ ​ ‌​‌​​‍‌‌​ ​ ‌​‌​​‍‌‌​ ​‍​ ​‍‌‍‌‌​ ‌‌​ ​​​ ‌‌‌‍‌‌‌‍‌​​ ‍‌​ ‍‌‌‍‌‍‌‍​‍​ ​​​ ​‌​‍‌‌​ ​‍​ ​‍​‍‌‌​ ‌‌‌​‌​​‍ ‍‌‍​ ‌‍‍​‌‍‍‌‌‍ ​‌‍‌​‌ ​‍‌‍‌‌‌‍ ‍​‍‌‌​ ‌‌‌​​‍‌‌ ‌‍‍ ‌‍‌‌‌ ‍‌​‍‌‌​ ​ ‌​‌​​‍‌‌​ ​ ‌​‌​​‍‌‌​ ​‍​ ​‍‌‍‌‌‌‍‌‍​ ​‍‌‍‌‌‌‍​ ‌‍​‍‌‍​‍‌‍​‍​ ‍‌​ ​‍​ ‌​‌‍​‌​‍‌‌​ ​‍​ ​‍​‍‌‌​ ‌‌‌​‌​​‍ ‍‌ ‌​‌‍‌‌‌ ‍​‌ ‌​​‍‌‍‌ ​​‌‍‌‌‌ ​‍‌ ​ ‌ ​​‌‍‌‌‌‍​ ‌ ‌​‌‍‍‌‌ ‌‍‌‍‌‌​ ‌‌ ​​‌ ‌‌‌‍​‍‌‍ ​‌‍‍‌‌ ​ ‌‍‍​‌‍‌‌‌‍‌​​‍​‍‌ ‌
Discover the Right Learning Environment for Your Child​​​​‌ ‍ ​‍​‍‌‍ ‌ ​‍‌‍‍‌‌‍‌ ‌‍‍‌‌‍ ‍​‍​‍​ ‍‍​‍​‍‌ ​ ‌‍​‌‌‍ ‍‌‍‍‌‌ ‌​‌ ‍‌​‍ ‍‌‍‍‌‌‍ ​‍​‍​‍ ​​‍​‍‌‍‍​‌ ​‍‌‍‌‌‌‍‌‍​‍​‍​ ‍‍​‍​‍​‍ ‌ ​ ‌ ‌​‌ ‌‌‌‍‌​‌‍‍‌‌‍ ​‍ ‌‍‍‌‌‍ ‍‌ ‌​‌‍‌‌‌‍ ‍‌ ‌​​‍ ‌‍‌‌‌‍‌​‌‍‍‌‌ ‌​​‍ ‌‍ ‌‌‍ ‌‍‌​‌‍‌‌​ ‌‌ ​​‌ ​‍‌‍‌‌‌ ​ ‌‍‌‌‌‍ ‍‌ ‌​‌‍​‌‌ ‌​‌‍‍‌‌‍ ‌‍ ‍​ ‍ ‌‍‍‌‌‍‌​​ ‌​ ‍​‌‍​‍​ ‌‍‌‍‌​​ ‌​​ ‍‌‌‍‌‌​ ‍‌​‍ ‌​ ​ ​ ‌​‌‍‌​‌‍‌​​‍ ‌​ ‌​​ ​‍​ ​ ​ ‌‍​‍ ‌​ ‍‌​ ​‍‌‍‌​​ ​‌​‍ ‌‌‍‌‌​ ​​‌‍‌‍​ ​‌‌‍‌‌​ ‍‌​ ‌‌​ ‌​‌‍​‍‌‍‌‍‌‍‌​​ ​‌​ ‍ ‌ ‌​‌ ‍‌‌ ​​‌‍‌‌​ ‌‌‍ ‍‌‍‌‌‌ ‌ ‌ ​ ​ ‍ ‌ ​​‌‍​‌‌ ‌​‌‍‍​​ ‌‌‍​ ‌‍ ‌‍ ‍‌ ‌​‌‍‌‌‌‍ ‍‌ ‌​​‍‌‌​ ‌‌‌​​‍‌‌ ‌‍‍ ‌‍‌‌‌ ‍‌​‍‌‌​ ​ ‌​‌​​‍‌‌​ ​ ‌​‌​​‍‌‌​ ​‍​ ​‍​ ‌‍​ ‌ ​ ​​‌‍​ ​ ​‌‌‍‌​​ ‌‌‌‍‌‌‌‍​‌​ ‌‌​ ‍‌​ ‌ ​‍‌‌​ ​‍​ ​‍​‍‌‌​ ‌‌‌​‌​​‍ ‍‌‍​ ‌‍‍​‌‍‍‌‌‍ ​‌‍‌​‌ ​‍‌‍‌‌‌‍ ‍​‍‌‌​ ‌‌‌​​‍‌‌ ‌‍‍ ‌‍‌‌‌ ‍‌​‍‌‌​ ​ ‌​‌​​‍‌‌​ ​ ‌​‌​​‍‌‌​ ​‍​ ​‍​ ‌‌‌‍​‍‌‍​‍‌‍‌‌​ ‌​​ ‌​​ ​​​ ‌​‌‍‌‌‌‍‌‌‌‍​‍‌‍‌​​‍‌‌​ ​‍​ ​‍​‍‌‌​ ‌‌‌​‌​​‍ ‍‌ ‌​‌‍‌‌‌ ‍​‌ ‌​​ ‌‍​‍‌‍​‌‌ ​ ‌‍‌‌‌‌‌‌‌ ​‍‌‍ ​​ ‌​‍‌‌​ ​‍‌​‌‍‌ ​ ‌ ‌​‌ ‌‌‌‍‌​‌‍‍‌‌‍ ​‍‌‍‌‍‍‌‌‍‌​​ ‌​ ‍​‌‍​‍​ ‌‍‌‍‌​​ ‌​​ ‍‌‌‍‌‌​ ‍‌​‍ ‌​ ​ ​ ‌​‌‍‌​‌‍‌​​‍ ‌​ ‌​​ ​‍​ ​ ​ ‌‍​‍ ‌​ ‍‌​ ​‍‌‍‌​​ ​‌​‍ ‌‌‍‌‌​ ​​‌‍‌‍​ ​‌‌‍‌‌​ ‍‌​ ‌‌​ ‌​‌‍​‍‌‍‌‍‌‍‌​​ ​‌​‍‌‍‌ ‌​‌ ‍‌‌ ​​‌‍‌‌​ ‌‌‍ ‍‌‍‌‌‌ ‌ ‌ ​ ​‍‌‍‌ ​​‌‍​‌‌ ‌​‌‍‍​​ ‌‌‍​ ‌‍ ‌‍ ‍‌ ‌​‌‍‌‌‌‍ ‍‌ ‌​​‍‌‌​ ‌‌‌​​‍‌‌ ‌‍‍ ‌‍‌‌‌ ‍‌​‍‌‌​ ​ ‌​‌​​‍‌‌​ ​ ‌​‌​​‍‌‌​ ​‍​ ​‍​ ‌‍​ ‌ ​ ​​‌‍​ ​ ​‌‌‍‌​​ ‌‌‌‍‌‌‌‍​‌​ ‌‌​ ‍‌​ ‌ ​‍‌‌​ ​‍​ ​‍​‍‌‌​ ‌‌‌​‌​​‍ ‍‌‍​ ‌‍‍​‌‍‍‌‌‍ ​‌‍‌​‌ ​‍‌‍‌‌‌‍ ‍​‍‌‌​ ‌‌‌​​‍‌‌ ‌‍‍ ‌‍‌‌‌ ‍‌​‍‌‌​ ​ ‌​‌​​‍‌‌​ ​ ‌​‌​​‍‌‌​ ​‍​ ​‍​ ‌‌‌‍​‍‌‍​‍‌‍‌‌​ ‌​​ ‌​​ ​​​ ‌​‌‍‌‌‌‍‌‌‌‍​‍‌‍‌​​‍‌‌​ ​‍​ ​‍​‍‌‌​ ‌‌‌​‌​​‍ ‍‌ ‌​‌‍‌‌‌ ‍​‌ ‌​​‍‌‍‌ ​​‌‍‌‌‌ ​‍‌ ​ ‌ ​​‌‍‌‌‌‍​ ‌ ‌​‌‍‍‌‌ ‌‍‌‍‌‌​ ‌‌ ​​‌ ‌‌‌‍​‍‌‍ ​‌‍‍‌‌ ​ ‌‍‍​‌‍‌‌‌‍‌​​‍​‍‌ ‌
Curious to see how a bilingual approach works in real life?​​​​‌ ‍ ​‍​‍‌‍ ‌ ​‍‌‍‍‌‌‍‌ ‌‍‍‌‌‍ ‍​‍​‍​ ‍‍​‍​‍‌ ​ ‌‍​‌‌‍ ‍‌‍‍‌‌ ‌​‌ ‍‌​‍ ‍‌‍‍‌‌‍ ​‍​‍​‍ ​​‍​‍‌‍‍​‌ ​‍‌‍‌‌‌‍‌‍​‍​‍​ ‍‍​‍​‍​‍ ‌ ​ ‌ ‌​‌ ‌‌‌‍‌​‌‍‍‌‌‍ ​‍ ‌‍‍‌‌‍ ‍‌ ‌​‌‍‌‌‌‍ ‍‌ ‌​​‍ ‌‍‌‌‌‍‌​‌‍‍‌‌ ‌​​‍ ‌‍ ‌‌‍ ‌‍‌​‌‍‌‌​ ‌‌ ​​‌ ​‍‌‍‌‌‌ ​ ‌‍‌‌‌‍ ‍‌ ‌​‌‍​‌‌ ‌​‌‍‍‌‌‍ ‌‍ ‍​ ‍ ‌‍‍‌‌‍‌​​ ‌​ ‍​‌‍​‍​ ‌‍‌‍‌​​ ‌​​ ‍‌‌‍‌‌​ ‍‌​‍ ‌​ ​ ​ ‌​‌‍‌​‌‍‌​​‍ ‌​ ‌​​ ​‍​ ​ ​ ‌‍​‍ ‌​ ‍‌​ ​‍‌‍‌​​ ​‌​‍ ‌‌‍‌‌​ ​​‌‍‌‍​ ​‌‌‍‌‌​ ‍‌​ ‌‌​ ‌​‌‍​‍‌‍‌‍‌‍‌​​ ​‌​ ‍ ‌ ‌​‌ ‍‌‌ ​​‌‍‌‌​ ‌‌‍ ‍‌‍‌‌‌ ‌ ‌ ​ ​ ‍ ‌ ​​‌‍​‌‌ ‌​‌‍‍​​ ‌‌‍​ ‌‍ ‌‍ ‍‌ ‌​‌‍‌‌‌‍ ‍‌ ‌​​‍‌‌​ ‌‌‌​​‍‌‌ ‌‍‍ ‌‍‌‌‌ ‍‌​‍‌‌​ ​ ‌​‌​​‍‌‌​ ​ ‌​‌​​‍‌‌​ ​‍​ ​‍​ ‍‌​ ‌‍‌‍​‌​ ‌ ​ ‌‍​ ‍​​ ​​‌‍‌​​ ‌‍​ ‌ ‌‍‌​​ ​ ​‍‌‌​ ​‍​ ​‍​‍‌‌​ ‌‌‌​‌​​‍ ‍‌‍​ ‌‍‍​‌‍‍‌‌‍ ​‌‍‌​‌ ​‍‌‍‌‌‌‍ ‍​‍‌‌​ ‌‌‌​​‍‌‌ ‌‍‍ ‌‍‌‌‌ ‍‌​‍‌‌​ ​ ‌​‌​​‍‌‌​ ​ ‌​‌​​‍‌‌​ ​‍​ ​‍​ ​​​ ‍‌‌‍​‍​ ‌ ​ ‌​​ ​‌​ ​ ‌‍​ ​ ​​​ ​​‌‍​‍​ ​ ​‍‌‌​ ​‍​ ​‍​‍‌‌​ ‌‌‌​‌​​‍ ‍‌ ‌​‌‍‌‌‌ ‍​‌ ‌​​ ‌‍​‍‌‍​‌‌ ​ ‌‍‌‌‌‌‌‌‌ ​‍‌‍ ​​ ‌​‍‌‌​ ​‍‌​‌‍‌ ​ ‌ ‌​‌ ‌‌‌‍‌​‌‍‍‌‌‍ ​‍‌‍‌‍‍‌‌‍‌​​ ‌​ ‍​‌‍​‍​ ‌‍‌‍‌​​ ‌​​ ‍‌‌‍‌‌​ ‍‌​‍ ‌​ ​ ​ ‌​‌‍‌​‌‍‌​​‍ ‌​ ‌​​ ​‍​ ​ ​ ‌‍​‍ ‌​ ‍‌​ ​‍‌‍‌​​ ​‌​‍ ‌‌‍‌‌​ ​​‌‍‌‍​ ​‌‌‍‌‌​ ‍‌​ ‌‌​ ‌​‌‍​‍‌‍‌‍‌‍‌​​ ​‌​‍‌‍‌ ‌​‌ ‍‌‌ ​​‌‍‌‌​ ‌‌‍ ‍‌‍‌‌‌ ‌ ‌ ​ ​‍‌‍‌ ​​‌‍​‌‌ ‌​‌‍‍​​ ‌‌‍​ ‌‍ ‌‍ ‍‌ ‌​‌‍‌‌‌‍ ‍‌ ‌​​‍‌‌​ ‌‌‌​​‍‌‌ ‌‍‍ ‌‍‌‌‌ ‍‌​‍‌‌​ ​ ‌​‌​​‍‌‌​ ​ ‌​‌​​‍‌‌​ ​‍​ ​‍​ ‍‌​ ‌‍‌‍​‌​ ‌ ​ ‌‍​ ‍​​ ​​‌‍‌​​ ‌‍​ ‌ ‌‍‌​​ ​ ​‍‌‌​ ​‍​ ​‍​‍‌‌​ ‌‌‌​‌​​‍ ‍‌‍​ ‌‍‍​‌‍‍‌‌‍ ​‌‍‌​‌ ​‍‌‍‌‌‌‍ ‍​‍‌‌​ ‌‌‌​​‍‌‌ ‌‍‍ ‌‍‌‌‌ ‍‌​‍‌‌​ ​ ‌​‌​​‍‌‌​ ​ ‌​‌​​‍‌‌​ ​‍​ ​‍​ ​​​ ‍‌‌‍​‍​ ‌ ​ ‌​​ ​‌​ ​ ‌‍​ ​ ​​​ ​​‌‍​‍​ ​ ​‍‌‌​ ​‍​ ​‍​‍‌‌​ ‌‌‌​‌​​‍ ‍‌ ‌​‌‍‌‌‌ ‍​‌ ‌​​‍‌‍‌ ​​‌‍‌‌‌ ​‍‌ ​ ‌ ​​‌‍‌‌‌‍​ ‌ ‌​‌‍‍‌‌ ‌‍‌‍‌‌​ ‌‌ ​​‌ ‌‌‌‍​‍‌‍ ​‌‍‍‌‌ ​ ‌‍‍​‌‍‌‌‌‍‌​​‍​‍‌ ‌
At Invictus International School, learning is designed to feel
purposeful, engaging, and connected. At the Centrium Square
campus, students experience a thoughtfully integrated bilingual
environment where language is part of how they explore, create, and
communicate every day.​​​​‌ ‍ ​‍​‍‌‍ ‌ ​‍‌‍‍‌‌‍‌ ‌‍‍‌‌‍ ‍​‍​‍​ ‍‍​‍​‍‌ ​ ‌‍​‌‌‍ ‍‌‍‍‌‌ ‌​‌ ‍‌​‍ ‍‌‍‍‌‌‍ ​‍​‍​‍ ​​‍​‍‌‍‍​‌ ​‍‌‍‌‌‌‍‌‍​‍​‍​ ‍‍​‍​‍​‍ ‌ ​ ‌ ‌​‌ ‌‌‌‍‌​‌‍‍‌‌‍ ​‍ ‌‍‍‌‌‍ ‍‌ ‌​‌‍‌‌‌‍ ‍‌ ‌​​‍ ‌‍‌‌‌‍‌​‌‍‍‌‌ ‌​​‍ ‌‍ ‌‌‍ ‌‍‌​‌‍‌‌​ ‌‌ ​​‌ ​‍‌‍‌‌‌ ​ ‌‍‌‌‌‍ ‍‌ ‌​‌‍​‌‌ ‌​‌‍‍‌‌‍ ‌‍ ‍​ ‍ ‌‍‍‌‌‍‌​​ ‌​ ‍​‌‍​‍​ ‌‍‌‍‌​​ ‌​​ ‍‌‌‍‌‌​ ‍‌​‍ ‌​ ​ ​ ‌​‌‍‌​‌‍‌​​‍ ‌​ ‌​​ ​‍​ ​ ​ ‌‍​‍ ‌​ ‍‌​ ​‍‌‍‌​​ ​‌​‍ ‌‌‍‌‌​ ​​‌‍‌‍​ ​‌‌‍‌‌​ ‍‌​ ‌‌​ ‌​‌‍​‍‌‍‌‍‌‍‌​​ ​‌​ ‍ ‌ ‌​‌ ‍‌‌ ​​‌‍‌‌​ ‌‌‍ ‍‌‍‌‌‌ ‌ ‌ ​ ​ ‍ ‌ ​​‌‍​‌‌ ‌​‌‍‍​​ ‌‌‍​ ‌‍ ‌‍ ‍‌ ‌​‌‍‌‌‌‍ ‍‌ ‌​​‍‌‌​ ‌‌‌​​‍‌‌ ‌‍‍ ‌‍‌‌‌ ‍‌​‍‌‌​ ​ ‌​‌​​‍‌‌​ ​ ‌​‌​​‍‌‌​ ​‍​ ​‍​ ​‍‌‍​‌​ ‌‌‌‍​‍​ ​‍​ ‌‍​ ​ ​ ​‌​ ‌​​ ​‍‌‍​‍‌‍‌​​‍‌‌​ ​‍​ ​‍​‍‌‌​ ‌‌‌​‌​​‍ ‍‌‍​ ‌‍‍​‌‍‍‌‌‍ ​‌‍‌​‌ ​‍‌‍‌‌‌‍ ‍​‍‌‌​ ‌‌‌​​‍‌‌ ‌‍‍ ‌‍‌‌‌ ‍‌​‍‌‌​ ​ ‌​‌​​‍‌‌​ ​ ‌​‌​​‍‌‌​ ​‍​ ​‍​ ‌‌​ ‌ ​ ‌‍‌‍‌‍‌‍‌​​ ​‍​ ‍‌‌‍‌​​ ‌‍​ ‍‌‌‍​‍​ ​‍​‍‌‌​ ​‍​ ​‍​‍‌‌​ ‌‌‌​‌​​‍ ‍‌ ‌​‌‍‌‌‌ ‍​‌ ‌​​ ‌‍​‍‌‍​‌‌ ​ ‌‍‌‌‌‌‌‌‌ ​‍‌‍ ​​ ‌​‍‌‌​ ​‍‌​‌‍‌ ​ ‌ ‌​‌ ‌‌‌‍‌​‌‍‍‌‌‍ ​‍‌‍‌‍‍‌‌‍‌​​ ‌​ ‍​‌‍​‍​ ‌‍‌‍‌​​ ‌​​ ‍‌‌‍‌‌​ ‍‌​‍ ‌​ ​ ​ ‌​‌‍‌​‌‍‌​​‍ ‌​ ‌​​ ​‍​ ​ ​ ‌‍​‍ ‌​ ‍‌​ ​‍‌‍‌​​ ​‌​‍ ‌‌‍‌‌​ ​​‌‍‌‍​ ​‌‌‍‌‌​ ‍‌​ ‌‌​ ‌​‌‍​‍‌‍‌‍‌‍‌​​ ​‌​‍‌‍‌ ‌​‌ ‍‌‌ ​​‌‍‌‌​ ‌‌‍ ‍‌‍‌‌‌ ‌ ‌ ​ ​‍‌‍‌ ​​‌‍​‌‌ ‌​‌‍‍​​ ‌‌‍​ ‌‍ ‌‍ ‍‌ ‌​‌‍‌‌‌‍ ‍‌ ‌​​‍‌‌​ ‌‌‌​​‍‌‌ ‌‍‍ ‌‍‌‌‌ ‍‌​‍‌‌​ ​ ‌​‌​​‍‌‌​ ​ ‌​‌​​‍‌‌​ ​‍​ ​‍​ ​‍‌‍​‌​ ‌‌‌‍​‍​ ​‍​ ‌‍​ ​ ​ ​‌​ ‌​​ ​‍‌‍​‍‌‍‌​​‍‌‌​ ​‍​ ​‍​‍‌‌​ ‌‌‌​‌​​‍ ‍‌‍​ ‌‍‍​‌‍‍‌‌‍ ​‌‍‌​‌ ​‍‌‍‌‌‌‍ ‍​‍‌‌​ ‌‌‌​​‍‌‌ ‌‍‍ ‌‍‌‌‌ ‍‌​‍‌‌​ ​ ‌​‌​​‍‌‌​ ​ ‌​‌​​‍‌‌​ ​‍​ ​‍​ ‌‌​ ‌ ​ ‌‍‌‍‌‍‌‍‌​​ ​‍​ ‍‌‌‍‌​​ ‌‍​ ‍‌‌‍​‍​ ​‍​‍‌‌​ ​‍​ ​‍​‍‌‌​ ‌‌‌​‌​​‍ ‍‌ ‌​‌‍‌‌‌ ‍​‌ ‌​​‍‌‍‌ ​​‌‍‌‌‌ ​‍‌ ​ ‌ ​​‌‍‌‌‌‍​ ‌ ‌​‌‍‍‌‌ ‌‍‌‍‌‌​ ‌‌ ​​‌ ‌‌‌‍​‍‌‍ ​‌‍‍‌‌ ​ ‌‍‍​‌‍‌‌‌‍‌​​‍​‍‌ ‌
If you are considering a school that nurtures both academic growth
and real-world communication skills, it is worth seeing it for
yourself.​​​​‌ ‍ ​‍​‍‌‍ ‌ ​‍‌‍‍‌‌‍‌ ‌‍‍‌‌‍ ‍​‍​‍​ ‍‍​‍​‍‌ ​ ‌‍​‌‌‍ ‍‌‍‍‌‌ ‌​‌ ‍‌​‍ ‍‌‍‍‌‌‍ ​‍​‍​‍ ​​‍​‍‌‍‍​‌ ​‍‌‍‌‌‌‍‌‍​‍​‍​ ‍‍​‍​‍​‍ ‌ ​ ‌ ‌​‌ ‌‌‌‍‌​‌‍‍‌‌‍ ​‍ ‌‍‍‌‌‍ ‍‌ ‌​‌‍‌‌‌‍ ‍‌ ‌​​‍ ‌‍‌‌‌‍‌​‌‍‍‌‌ ‌​​‍ ‌‍ ‌‌‍ ‌‍‌​‌‍‌‌​ ‌‌ ​​‌ ​‍‌‍‌‌‌ ​ ‌‍‌‌‌‍ ‍‌ ‌​‌‍​‌‌ ‌​‌‍‍‌‌‍ ‌‍ ‍​ ‍ ‌‍‍‌‌‍‌​​ ‌​ ‍​‌‍​‍​ ‌‍‌‍‌​​ ‌​​ ‍‌‌‍‌‌​ ‍‌​‍ ‌​ ​ ​ ‌​‌‍‌​‌‍‌​​‍ ‌​ ‌​​ ​‍​ ​ ​ ‌‍​‍ ‌​ ‍‌​ ​‍‌‍‌​​ ​‌​‍ ‌‌‍‌‌​ ​​‌‍‌‍​ ​‌‌‍‌‌​ ‍‌​ ‌‌​ ‌​‌‍​‍‌‍‌‍‌‍‌​​ ​‌​ ‍ ‌ ‌​‌ ‍‌‌ ​​‌‍‌‌​ ‌‌‍ ‍‌‍‌‌‌ ‌ ‌ ​ ​ ‍ ‌ ​​‌‍​‌‌ ‌​‌‍‍​​ ‌‌‍​ ‌‍ ‌‍ ‍‌ ‌​‌‍‌‌‌‍ ‍‌ ‌​​‍‌‌​ ‌‌‌​​‍‌‌ ‌‍‍ ‌‍‌‌‌ ‍‌​‍‌‌​ ​ ‌​‌​​‍‌‌​ ​ ‌​‌​​‍‌‌​ ​‍​ ​‍​ ‌ ‌‍​‍​ ​‍‌‍​ ​ ​​‌‍‌​‌‍‌‌​ ‌​​ ​​​ ‍‌‌‍​‌​ ‌‍​‍‌‌​ ​‍​ ​‍​‍‌‌​ ‌‌‌​‌​​‍ ‍‌‍​ ‌‍‍​‌‍‍‌‌‍ ​‌‍‌​‌ ​‍‌‍‌‌‌‍ ‍​‍‌‌​ ‌‌‌​​‍‌‌ ‌‍‍ ‌‍‌‌‌ ‍‌​‍‌‌​ ​ ‌​‌​​‍‌‌​ ​ ‌​‌​​‍‌‌​ ​‍​ ​‍​ ‌‍​ ​ ‌‍​‍‌‍‌‌​ ​ ‌‍‌‌‌‍​ ‌‍‌​​ ​ ‌‍‌​‌‍‌‍‌‍‌‌​‍‌‌​ ​‍​ ​‍​‍‌‌​ ‌‌‌​‌​​‍ ‍‌ ‌​‌‍‌‌‌ ‍​‌ ‌​​ ‌‍​‍‌‍​‌‌ ​ ‌‍‌‌‌‌‌‌‌ ​‍‌‍ ​​ ‌​‍‌‌​ ​‍‌​‌‍‌ ​ ‌ ‌​‌ ‌‌‌‍‌​‌‍‍‌‌‍ ​‍‌‍‌‍‍‌‌‍‌​​ ‌​ ‍​‌‍​‍​ ‌‍‌‍‌​​ ‌​​ ‍‌‌‍‌‌​ ‍‌​‍ ‌​ ​ ​ ‌​‌‍‌​‌‍‌​​‍ ‌​ ‌​​ ​‍​ ​ ​ ‌‍​‍ ‌​ ‍‌​ ​‍‌‍‌​​ ​‌​‍ ‌‌‍‌‌​ ​​‌‍‌‍​ ​‌‌‍‌‌​ ‍‌​ ‌‌​ ‌​‌‍​‍‌‍‌‍‌‍‌​​ ​‌​‍‌‍‌ ‌​‌ ‍‌‌ ​​‌‍‌‌​ ‌‌‍ ‍‌‍‌‌‌ ‌ ‌ ​ ​‍‌‍‌ ​​‌‍​‌‌ ‌​‌‍‍​​ ‌‌‍​ ‌‍ ‌‍ ‍‌ ‌​‌‍‌‌‌‍ ‍‌ ‌​​‍‌‌​ ‌‌‌​​‍‌‌ ‌‍‍ ‌‍‌‌‌ ‍‌​‍‌‌​ ​ ‌​‌​​‍‌‌​ ​ ‌​‌​​‍‌‌​ ​‍​ ​‍​ ‌ ‌‍​‍​ ​‍‌‍​ ​ ​​‌‍‌​‌‍‌‌​ ‌​​ ​​​ ‍‌‌‍​‌​ ‌‍​‍‌‌​ ​‍​ ​‍​‍‌‌​ ‌‌‌​‌​​‍ ‍‌‍​ ‌‍‍​‌‍‍‌‌‍ ​‌‍‌​‌ ​‍‌‍‌‌‌‍ ‍​‍‌‌​ ‌‌‌​​‍‌‌ ‌‍‍ ‌‍‌‌‌ ‍‌​‍‌‌​ ​ ‌​‌​​‍‌‌​ ​ ‌​‌​​‍‌‌​ ​‍​ ​‍​ ‌‍​ ​ ‌‍​‍‌‍‌‌​ ​ ‌‍‌‌‌‍​ ‌‍‌​​ ​ ‌‍‌​‌‍‌‍‌‍‌‌​‍‌‌​ ​‍​ ​‍​‍‌‌​ ‌‌‌​‌​​‍ ‍‌ ‌​‌‍‌‌‌ ‍​‌ ‌​​‍‌‍‌ ​​‌‍‌‌‌ ​‍‌ ​ ‌ ​​‌‍‌‌‌‍​ ‌ ‌​‌‍‍‌‌ ‌‍‌‍‌‌​ ‌‌ ​​‌ ‌‌‌‍​‍‌‍ ​‌‍‍‌‌ ​ ‌‍‍​‌‍‌‌‌‍‌​​‍​‍‌ ‌
Visit Invictus International School to learn more or ​​​​‌ ‍ ​‍​‍‌‍ ‌ ​‍‌‍‍‌‌‍‌ ‌‍‍‌‌‍ ‍​‍​‍​ ‍‍​‍​‍‌ ​ ‌‍​‌‌‍ ‍‌‍‍‌‌ ‌​‌ ‍‌​‍ ‍‌‍‍‌‌‍ ​‍​‍​‍ ​​‍​‍‌‍‍​‌ ​‍‌‍‌‌‌‍‌‍​‍​‍​ ‍‍​‍​‍​‍ ‌ ​ ‌ ‌​‌ ‌‌‌‍‌​‌‍‍‌‌‍ ​‍ ‌‍‍‌‌‍ ‍‌ ‌​‌‍‌‌‌‍ ‍‌ ‌​​‍ ‌‍‌‌‌‍‌​‌‍‍‌‌ ‌​​‍ ‌‍ ‌‌‍ ‌‍‌​‌‍‌‌​ ‌‌ ​​‌ ​‍‌‍‌‌‌ ​ ‌‍‌‌‌‍ ‍‌ ‌​‌‍​‌‌ ‌​‌‍‍‌‌‍ ‌‍ ‍​ ‍ ‌‍‍‌‌‍‌​​ ‌​ ‍​‌‍​‍​ ‌‍‌‍‌​​ ‌​​ ‍‌‌‍‌‌​ ‍‌​‍ ‌​ ​ ​ ‌​‌‍‌​‌‍‌​​‍ ‌​ ‌​​ ​‍​ ​ ​ ‌‍​‍ ‌​ ‍‌​ ​‍‌‍‌​​ ​‌​‍ ‌‌‍‌‌​ ​​‌‍‌‍​ ​‌‌‍‌‌​ ‍‌​ ‌‌​ ‌​‌‍​‍‌‍‌‍‌‍‌​​ ​‌​ ‍ ‌ ‌​‌ ‍‌‌ ​​‌‍‌‌​ ‌‌‍ ‍‌‍‌‌‌ ‌ ‌ ​ ​ ‍ ‌ ​​‌‍​‌‌ ‌​‌‍‍​​ ‌‌‍​ ‌‍ ‌‍ ‍‌ ‌​‌‍‌‌‌‍ ‍‌ ‌​​‍‌‌​ ‌‌‌​​‍‌‌ ‌‍‍ ‌‍‌‌‌ ‍‌​‍‌‌​ ​ ‌​‌​​‍‌‌​ ​ ‌​‌​​‍‌‌​ ​‍​ ​‍‌‍​‌‌‍‌‌​ ​​​ ​‌‌‍​‍‌‍​‌​ ‌‌​ ​ ​ ‍​​ ​ ‌‍​ ​ ​ ​‍‌‌​ ​‍​ ​‍​‍‌‌​ ‌‌‌​‌​​‍ ‍‌‍​ ‌‍‍​‌‍‍‌‌‍ ​‌‍‌​‌ ​‍‌‍‌‌‌‍ ‍​‍‌‌​ ‌‌‌​​‍‌‌ ‌‍‍ ‌‍‌‌‌ ‍‌​‍‌‌​ ​ ‌​‌​​‍‌‌​ ​ ‌​‌​​‍‌‌​ ​‍​ ​‍​ ​‍​ ‍‌​ ‍​‌‍‌‍​ ‌‍​ ​ ​ ​​​ ​​​ ​ ​ ​ ​ ​‍​ ​‍​‍‌‌​ ​‍​ ​‍​‍‌‌​ ‌‌‌​‌​​‍ ‍‌ ‌​‌‍‌‌‌ ‍​‌ ‌​​ ‌‍​‍‌‍​‌‌ ​ ‌‍‌‌‌‌‌‌‌ ​‍‌‍ ​​ ‌​‍‌‌​ ​‍‌​‌‍‌ ​ ‌ ‌​‌ ‌‌‌‍‌​‌‍‍‌‌‍ ​‍‌‍‌‍‍‌‌‍‌​​ ‌​ ‍​‌‍​‍​ ‌‍‌‍‌​​ ‌​​ ‍‌‌‍‌‌​ ‍‌​‍ ‌​ ​ ​ ‌​‌‍‌​‌‍‌​​‍ ‌​ ‌​​ ​‍​ ​ ​ ‌‍​‍ ‌​ ‍‌​ ​‍‌‍‌​​ ​‌​‍ ‌‌‍‌‌​ ​​‌‍‌‍​ ​‌‌‍‌‌​ ‍‌​ ‌‌​ ‌​‌‍​‍‌‍‌‍‌‍‌​​ ​‌​‍‌‍‌ ‌​‌ ‍‌‌ ​​‌‍‌‌​ ‌‌‍ ‍‌‍‌‌‌ ‌ ‌ ​ ​‍‌‍‌ ​​‌‍​‌‌ ‌​‌‍‍​​ ‌‌‍​ ‌‍ ‌‍ ‍‌ ‌​‌‍‌‌‌‍ ‍‌ ‌​​‍‌‌​ ‌‌‌​​‍‌‌ ‌‍‍ ‌‍‌‌‌ ‍‌​‍‌‌​ ​ ‌​‌​​‍‌‌​ ​ ‌​‌​​‍‌‌​ ​‍​ ​‍‌‍​‌‌‍‌‌​ ​​​ ​‌‌‍​‍‌‍​‌​ ‌‌​ ​ ​ ‍​​ ​ ‌‍​ ​ ​ ​‍‌‌​ ​‍​ ​‍​‍‌‌​ ‌‌‌​‌​​‍ ‍‌‍​ ‌‍‍​‌‍‍‌‌‍ ​‌‍‌​‌ ​‍‌‍‌‌‌‍ ‍​‍‌‌​ ‌‌‌​​‍‌‌ ‌‍‍ ‌‍‌‌‌ ‍‌​‍‌‌​ ​ ‌​‌​​‍‌‌​ ​ ‌​‌​​‍‌‌​ ​‍​ ​‍​ ​‍​ ‍‌​ ‍​‌‍‌‍​ ‌‍​ ​ ​ ​​​ ​​​ ​ ​ ​ ​ ​‍​ ​‍​‍‌‌​ ​‍​ ​‍​‍‌‌​ ‌‌‌​‌​​‍ ‍‌ ‌​‌‍‌‌‌ ‍​‌ ‌​​‍‌‍‌ ​​‌‍‌‌‌ ​‍‌ ​ ‌ ​​‌‍‌‌‌‍​ ‌ ‌​‌‍‍‌‌ ‌‍‌‍‌‌​ ‌‌ ​​‌ ‌‌‌‍​‍‌‍ ​‌‍‍‌‌ ​ ‌‍‍​‌‍‌‌‌‍‌​​‍​‍‌ ‌book a campus
tour​​​​‌ ‍ ​‍​‍‌‍ ‌ ​‍‌‍‍‌‌‍‌ ‌‍‍‌‌‍ ‍​‍​‍​ ‍‍​‍​‍‌ ​ ‌‍​‌‌‍ ‍‌‍‍‌‌ ‌​‌ ‍‌​‍ ‍‌‍‍‌‌‍ ​‍​‍​‍ ​​‍​‍‌‍‍​‌ ​‍‌‍‌‌‌‍‌‍​‍​‍​ ‍‍​‍​‍​‍ ‌ ​ ‌ ‌​‌ ‌‌‌‍‌​‌‍‍‌‌‍ ​‍ ‌‍‍‌‌‍ ‍‌ ‌​‌‍‌‌‌‍ ‍‌ ‌​​‍ ‌‍‌‌‌‍‌​‌‍‍‌‌ ‌​​‍ ‌‍ ‌‌‍ ‌‍‌​‌‍‌‌​ ‌‌ ​​‌ ​‍‌‍‌‌‌ ​ ‌‍‌‌‌‍ ‍‌ ‌​‌‍​‌‌ ‌​‌‍‍‌‌‍ ‌‍ ‍​ ‍ ‌‍‍‌‌‍‌​​ ‌​ ‍​‌‍​‍​ ‌‍‌‍‌​​ ‌​​ ‍‌‌‍‌‌​ ‍‌​‍ ‌​ ​ ​ ‌​‌‍‌​‌‍‌​​‍ ‌​ ‌​​ ​‍​ ​ ​ ‌‍​‍ ‌​ ‍‌​ ​‍‌‍‌​​ ​‌​‍ ‌‌‍‌‌​ ​​‌‍‌‍​ ​‌‌‍‌‌​ ‍‌​ ‌‌​ ‌​‌‍​‍‌‍‌‍‌‍‌​​ ​‌​ ‍ ‌ ‌​‌ ‍‌‌ ​​‌‍‌‌​ ‌‌‍ ‍‌‍‌‌‌ ‌ ‌ ​ ​ ‍ ‌ ​​‌‍​‌‌ ‌​‌‍‍​​ ‌‌‍​ ‌‍ ‌‍ ‍‌ ‌​‌‍‌‌‌‍ ‍‌ ‌​​‍‌‌​ ‌‌‌​​‍‌‌ ‌‍‍ ‌‍‌‌‌ ‍‌​‍‌‌​ ​ ‌​‌​​‍‌‌​ ​ ‌​‌​​‍‌‌​ ​‍​ ​‍‌‍​‌‌‍‌‌​ ​​​ ​‌‌‍​‍‌‍​‌​ ‌‌​ ​ ​ ‍​​ ​ ‌‍​ ​ ​ ​‍‌‌​ ​‍​ ​‍​‍‌‌​ ‌‌‌​‌​​‍ ‍‌‍​ ‌‍‍​‌‍‍‌‌‍ ​‌‍‌​‌ ​‍‌‍‌‌‌‍ ‍​‍‌‌​ ‌‌‌​​‍‌‌ ‌‍‍ ‌‍‌‌‌ ‍‌​‍‌‌​ ​ ‌​‌​​‍‌‌​ ​ ‌​‌​​‍‌‌​ ​‍​ ​‍​ ‌‌​ ‌‌‌‍‌‍‌‍​‍‌‍​ ​ ‌ ​ ​‌‌‍‌​‌‍‌​​ ​ ​ ​‍​ ‌ ​‍‌‌​ ​‍​ ​‍​‍‌‌​ ‌‌‌​‌​​‍ ‍‌ ‌​‌‍‌‌‌ ‍​‌ ‌​​ ‌‍​‍‌‍​‌‌ ​ ‌‍‌‌‌‌‌‌‌ ​‍‌‍ ​​ ‌​‍‌‌​ ​‍‌​‌‍‌ ​ ‌ ‌​‌ ‌‌‌‍‌​‌‍‍‌‌‍ ​‍‌‍‌‍‍‌‌‍‌​​ ‌​ ‍​‌‍​‍​ ‌‍‌‍‌​​ ‌​​ ‍‌‌‍‌‌​ ‍‌​‍ ‌​ ​ ​ ‌​‌‍‌​‌‍‌​​‍ ‌​ ‌​​ ​‍​ ​ ​ ‌‍​‍ ‌​ ‍‌​ ​‍‌‍‌​​ ​‌​‍ ‌‌‍‌‌​ ​​‌‍‌‍​ ​‌‌‍‌‌​ ‍‌​ ‌‌​ ‌​‌‍​‍‌‍‌‍‌‍‌​​ ​‌​‍‌‍‌ ‌​‌ ‍‌‌ ​​‌‍‌‌​ ‌‌‍ ‍‌‍‌‌‌ ‌ ‌ ​ ​‍‌‍‌ ​​‌‍​‌‌ ‌​‌‍‍​​ ‌‌‍​ ‌‍ ‌‍ ‍‌ ‌​‌‍‌‌‌‍ ‍‌ ‌​​‍‌‌​ ‌‌‌​​‍‌‌ ‌‍‍ ‌‍‌‌‌ ‍‌​‍‌‌​ ​ ‌​‌​​‍‌‌​ ​ ‌​‌​​‍‌‌​ ​‍​ ​‍‌‍​‌‌‍‌‌​ ​​​ ​‌‌‍​‍‌‍​‌​ ‌‌​ ​ ​ ‍​​ ​ ‌‍​ ​ ​ ​‍‌‌​ ​‍​ ​‍​‍‌‌​ ‌‌‌​‌​​‍ ‍‌‍​ ‌‍‍​‌‍‍‌‌‍ ​‌‍‌​‌ ​‍‌‍‌‌‌‍ ‍​‍‌‌​ ‌‌‌​​‍‌‌ ‌‍‍ ‌‍‌‌‌ ‍‌​‍‌‌​ ​ ‌​‌​​‍‌‌​ ​ ‌​‌​​‍‌‌​ ​‍​ ​‍​ ‌‌​ ‌‌‌‍‌‍‌‍​‍‌‍​ ​ ‌ ​ ​‌‌‍‌​‌‍‌​​ ​ ​ ​‍​ ‌ ​‍‌‌​ ​‍​ ​‍​‍‌‌​ ‌‌‌​‌​​‍ ‍‌ ‌​‌‍‌‌‌ ‍​‌ ‌​​‍‌‍‌ ​​‌‍‌‌‌ ​‍‌ ​ ‌ ​​‌‍‌‌‌‍​ ‌ ‌​‌‍‍‌‌ ‌‍‌‍‌‌​ ‌‌ ​​‌ ‌‌‌‍​‍‌‍ ​‌‍‍‌‌ ​ ‌‍‍​‌‍‌‌‌‍‌​​‍​‍‌ ‌and experience how language learning can come alive in the
classroom.​​​​‌ ‍ ​‍​‍‌‍ ‌ ​‍‌‍‍‌‌‍‌ ‌‍‍‌‌‍ ‍​‍​‍​ ‍‍​‍​‍‌ ​ ‌‍​‌‌‍ ‍‌‍‍‌‌ ‌​‌ ‍‌​‍ ‍‌‍‍‌‌‍ ​‍​‍​‍ ​​‍​‍‌‍‍​‌ ​‍‌‍‌‌‌‍‌‍​‍​‍​ ‍‍​‍​‍​‍ ‌ ​ ‌ ‌​‌ ‌‌‌‍‌​‌‍‍‌‌‍ ​‍ ‌‍‍‌‌‍ ‍‌ ‌​‌‍‌‌‌‍ ‍‌ ‌​​‍ ‌‍‌‌‌‍‌​‌‍‍‌‌ ‌​​‍ ‌‍ ‌‌‍ ‌‍‌​‌‍‌‌​ ‌‌ ​​‌ ​‍‌‍‌‌‌ ​ ‌‍‌‌‌‍ ‍‌ ‌​‌‍​‌‌ ‌​‌‍‍‌‌‍ ‌‍ ‍​ ‍ ‌‍‍‌‌‍‌​​ ‌​ ‍​‌‍​‍​ ‌‍‌‍‌​​ ‌​​ ‍‌‌‍‌‌​ ‍‌​‍ ‌​ ​ ​ ‌​‌‍‌​‌‍‌​​‍ ‌​ ‌​​ ​‍​ ​ ​ ‌‍​‍ ‌​ ‍‌​ ​‍‌‍‌​​ ​‌​‍ ‌‌‍‌‌​ ​​‌‍‌‍​ ​‌‌‍‌‌​ ‍‌​ ‌‌​ ‌​‌‍​‍‌‍‌‍‌‍‌​​ ​‌​ ‍ ‌ ‌​‌ ‍‌‌ ​​‌‍‌‌​ ‌‌‍ ‍‌‍‌‌‌ ‌ ‌ ​ ​ ‍ ‌ ​​‌‍​‌‌ ‌​‌‍‍​​ ‌‌‍​ ‌‍ ‌‍ ‍‌ ‌​‌‍‌‌‌‍ ‍‌ ‌​​‍‌‌​ ‌‌‌​​‍‌‌ ‌‍‍ ‌‍‌‌‌ ‍‌​‍‌‌​ ​ ‌​‌​​‍‌‌​ ​ ‌​‌​​‍‌‌​ ​‍​ ​‍‌‍​‌‌‍‌‌​ ​​​ ​‌‌‍​‍‌‍​‌​ ‌‌​ ​ ​ ‍​​ ​ ‌‍​ ​ ​ ​‍‌‌​ ​‍​ ​‍​‍‌‌​ ‌‌‌​‌​​‍ ‍‌‍​ ‌‍‍​‌‍‍‌‌‍ ​‌‍‌​‌ ​‍‌‍‌‌‌‍ ‍​‍‌‌​ ‌‌‌​​‍‌‌ ‌‍‍ ‌‍‌‌‌ ‍‌​‍‌‌​ ​ ‌​‌​​‍‌‌​ ​ ‌​‌​​‍‌‌​ ​‍​ ​‍​ ‍‌​ ​‌​ ​‌​ ‌‍​ ​ ​ ​‌‌‍​‍​ ​​‌‍​‌​ ‌ ‌‍​‍​ ​‍​‍‌‌​ ​‍​ ​‍​‍‌‌​ ‌‌‌​‌​​‍ ‍‌ ‌​‌‍‌‌‌ ‍​‌ ‌​​ ‌‍​‍‌‍​‌‌ ​ ‌‍‌‌‌‌‌‌‌ ​‍‌‍ ​​ ‌​‍‌‌​ ​‍‌​‌‍‌ ​ ‌ ‌​‌ ‌‌‌‍‌​‌‍‍‌‌‍ ​‍‌‍‌‍‍‌‌‍‌​​ ‌​ ‍​‌‍​‍​ ‌‍‌‍‌​​ ‌​​ ‍‌‌‍‌‌​ ‍‌​‍ ‌​ ​ ​ ‌​‌‍‌​‌‍‌​​‍ ‌​ ‌​​ ​‍​ ​ ​ ‌‍​‍ ‌​ ‍‌​ ​‍‌‍‌​​ ​‌​‍ ‌‌‍‌‌​ ​​‌‍‌‍​ ​‌‌‍‌‌​ ‍‌​ ‌‌​ ‌​‌‍​‍‌‍‌‍‌‍‌​​ ​‌​‍‌‍‌ ‌​‌ ‍‌‌ ​​‌‍‌‌​ ‌‌‍ ‍‌‍‌‌‌ ‌ ‌ ​ ​‍‌‍‌ ​​‌‍​‌‌ ‌​‌‍‍​​ ‌‌‍​ ‌‍ ‌‍ ‍‌ ‌​‌‍‌‌‌‍ ‍‌ ‌​​‍‌‌​ ‌‌‌​​‍‌‌ ‌‍‍ ‌‍‌‌‌ ‍‌​‍‌‌​ ​ ‌​‌​​‍‌‌​ ​ ‌​‌​​‍‌‌​ ​‍​ ​‍‌‍​‌‌‍‌‌​ ​​​ ​‌‌‍​‍‌‍​‌​ ‌‌​ ​ ​ ‍​​ ​ ‌‍​ ​ ​ ​‍‌‌​ ​‍​ ​‍​‍‌‌​ ‌‌‌​‌​​‍ ‍‌‍​ ‌‍‍​‌‍‍‌‌‍ ​‌‍‌​‌ ​‍‌‍‌‌‌‍ ‍​‍‌‌​ ‌‌‌​​‍‌‌ ‌‍‍ ‌‍‌‌‌ ‍‌​‍‌‌​ ​ ‌​‌​​‍‌‌​ ​ ‌​‌​​‍‌‌​ ​‍​ ​‍​ ‍‌​ ​‌​ ​‌​ ‌‍​ ​ ​ ​‌‌‍​‍​ ​​‌‍​‌​ ‌ ‌‍​‍​ ​‍​‍‌‌​ ​‍​ ​‍​‍‌‌​ ‌‌‌​‌​​‍ ‍‌ ‌​‌‍‌‌‌ ‍​‌ ‌​​‍‌‍‌ ​​‌‍‌‌‌ ​‍‌ ​ ‌ ​​‌‍‌‌‌‍​ ‌ ‌​‌‍‍‌‌ ‌‍‌‍‌‌​ ‌‌ ​​‌ ‌‌‌‍​‍‌‍ ​‌‍‍‌‌ ​ ‌‍‍​‌‍‌‌‌‍‌​​‍​‍‌ ‌
Quick LinksOur StoryCurriculaNewsCareersContact Us
An Institution by Sing-Ed Corporation.